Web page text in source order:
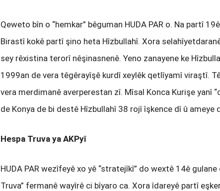
Qeweto bîn o “hemkar” bêguman HUDA PAR o. Na partî
Birastî kokê partî şino heta Hîzbullahî. Xora
sey rêxistina terorî nêşinasnenê. Yeno zanayene ke
1999an de vera têgêrayîşê kurdî xeylêk qetlîyamî viraştî.
vera merdimanê averperestan zî. Mîsal Konca Kurişe yanî
de Konya de bi destê Hîzbullahî 38 rojî îşkence dî û ameye
Hespa Truva ya AKPyî
HUDA PAR wezîfeyê xo yê “stratejîkî” do wextê 14ê
Truva” fermanê wayîrê ci bîyaro ca. Xora îdareyê partî